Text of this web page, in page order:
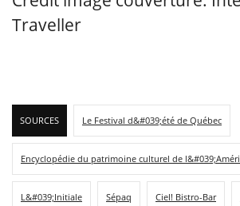
Traveller
SOURCES Le Festival d&#039;été de Québec
Encyclopédie du patrimoine culturel de
L&#039;Initiale Sépaq Ciel! Bistro-Bar